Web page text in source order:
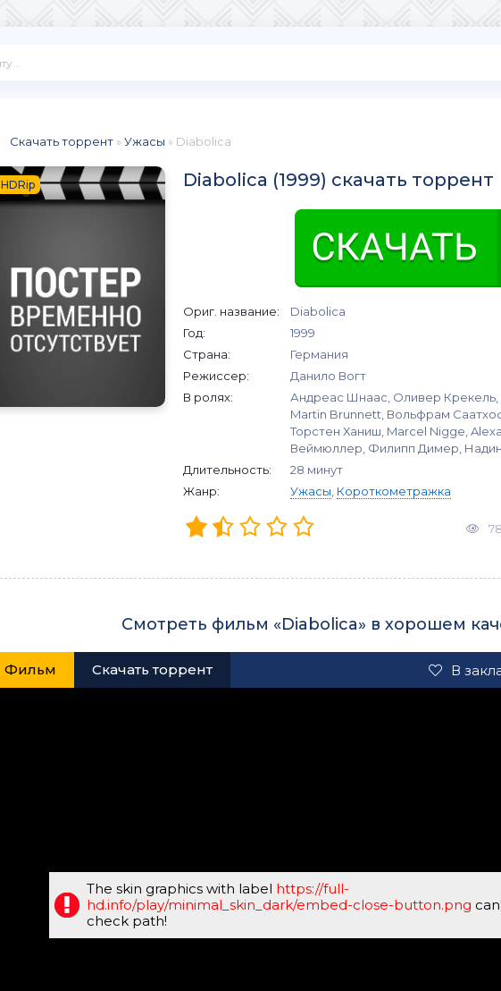
Скачать торрент »Ужасы » Diabolica
HDRip Diabolica (1999) скачать торрент
Ориг. название:
Diabolica
Год:
1999
Страна:
Германия
Режиссер:
Данило Вогт
В ролях:
Андреас Шнаас, Оливер Крекель,
Martin Brunnett, Вольфрам
Торстен Ханиш, Marcel Nigge,
Веймюллер, Филипп Димер,
Длительность:
28 минут
Жанр:
Ужасы Короткометражка
Смотреть фильм «Diabolica» в хорошем
Фильм Скачать торрент В
The skin graphics with label https://full-
hd.info/play/minimal_skin_dark/embed-close-button.png
check path!